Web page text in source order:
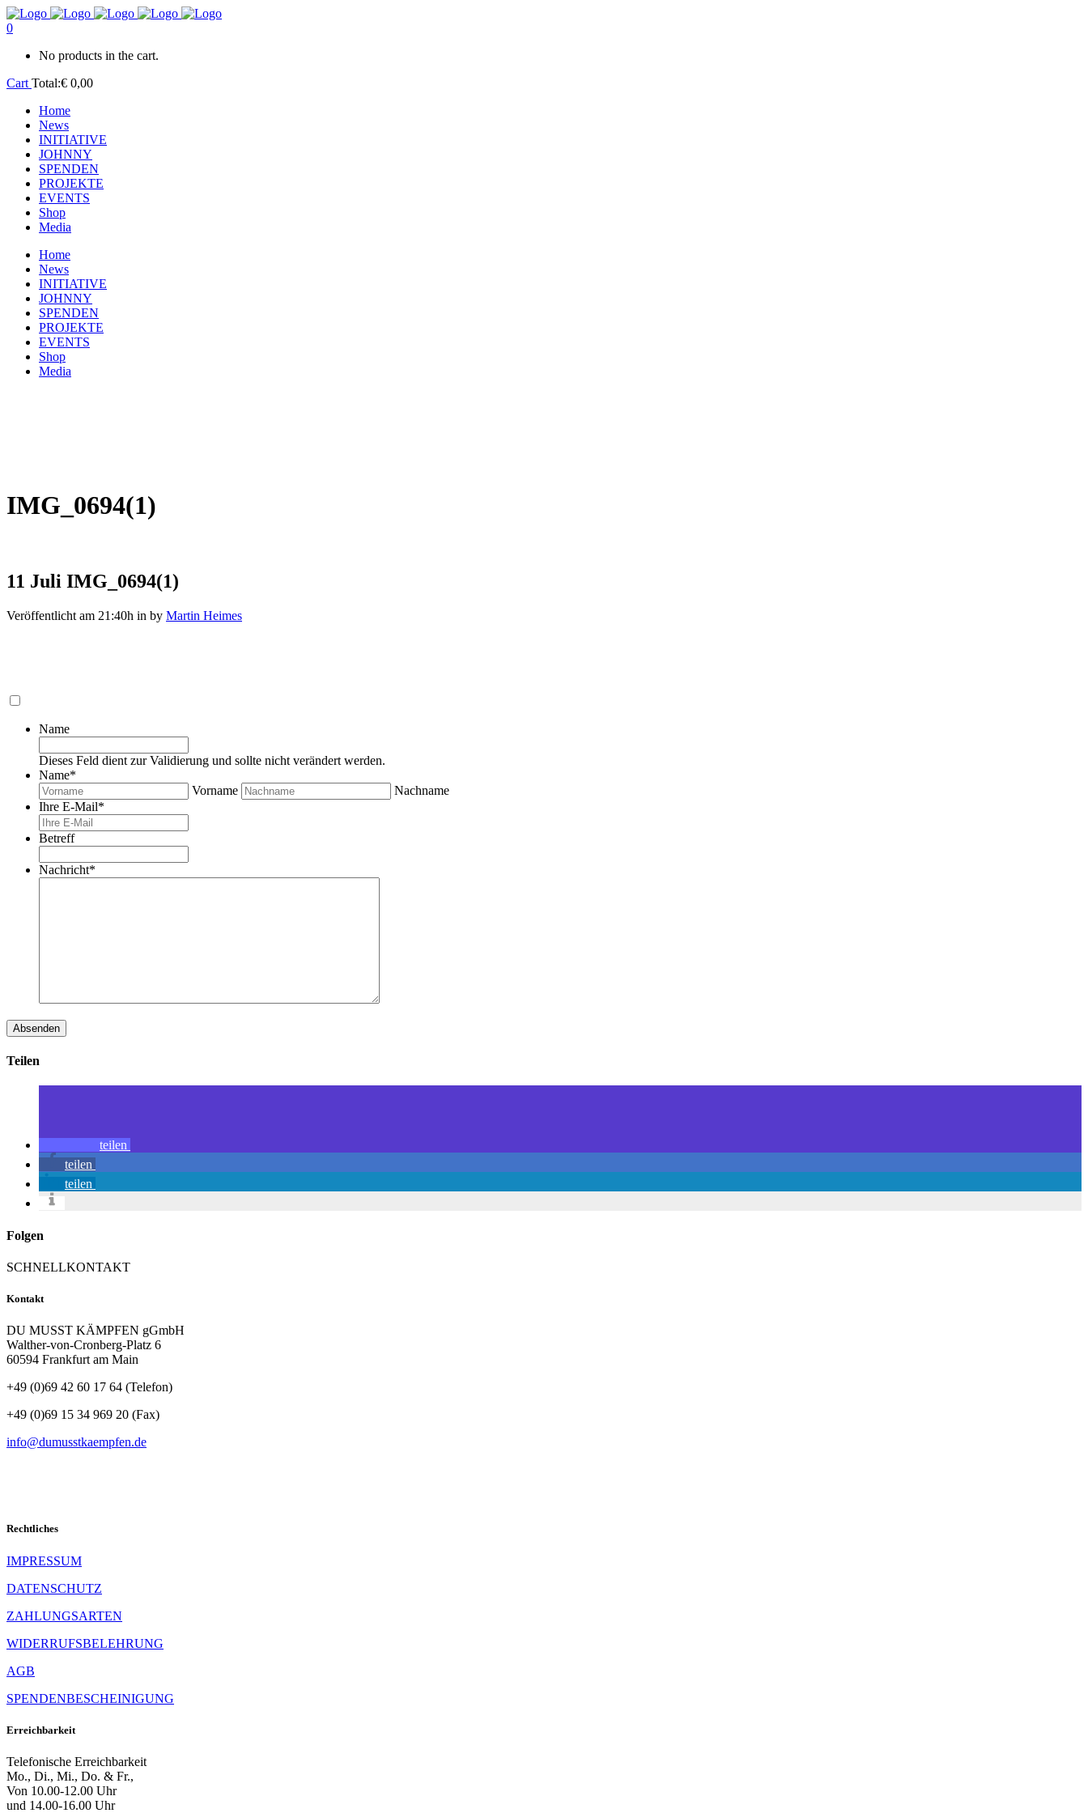
0
No products in the cart.
Cart Total:€ 0,00
Home
News
INITIATIVE
JOHNNY
SPENDEN
PROJEKTE
EVENTS
Shop
Media
Home
News
INITIATIVE
JOHNNY
SPENDEN
PROJEKTE
EVENTS
Shop
Media
IMG_0694(1)
11 Juli IMG_0694(1)
Veröffentlicht am 21:40h in by Martin Heimes
Name
Dieses Feld dient zur Validierung und sollte nicht verändert werden.
Name*
Vorname
Nachname
Ihre E-Mail*
Betreff
Nachricht*
Teilen
teilen
teilen
teilen
Folgen
SCHNELLKONTAKT
Kontakt
DU MUSST KÄMPFEN gGmbH
Walther-von-Cronberg-Platz 6
60594 Frankfurt am Main
+49 (0)69 42 60 17 64 (Telefon)
+49 (0)69 15 34 969 20 (Fax)
info@dumusstkaempfen.de
Rechtliches
IMPRESSUM
DATENSCHUTZ
ZAHLUNGSARTEN
WIDERRUFSBELEHRUNG
AGB
SPENDENBESCHEINIGUNG
Erreichbarkeit
Telefonische Erreichbarkeit
Mo., Di., Mi., Do. & Fr.,
Von 10.00-12.00 Uhr
und 14.00-16.00 Uhr